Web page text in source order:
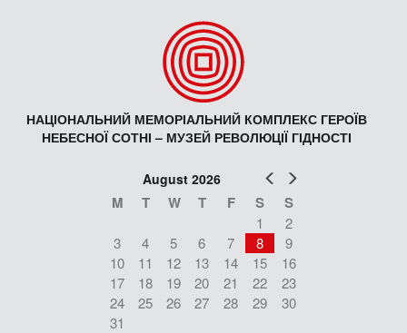
НАЦІОНАЛЬНИЙ МЕМОРІАЛЬНИЙ КОМПЛЕКС ГЕРОЇВ
НЕБЕСНОЇ СОТНІ – МУЗЕЙ РЕВОЛЮЦІЇ ГІДНОСТІ
Prev
August 2026
M T W T F S S
1
2
3
4 5 6 7 8
9
10
11 12 13 14 15
16
17
18 19 20 21 22
23
24
25 26 27 28 29
30
31